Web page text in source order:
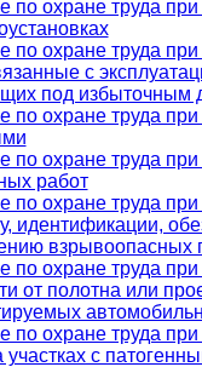
по охране труда
по охране труда
с
под избыточным
по охране труда
по охране труда
работ
по охране труда
идентификации,
взрывоопасных
по охране труда
от полотна или
по охране труда
участках с